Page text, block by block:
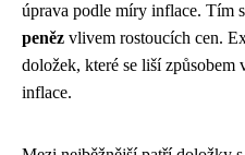
úprava podle míry inflace. Tím
peněz vlivem rostoucích cen.
doložek, které se liší
inflace.